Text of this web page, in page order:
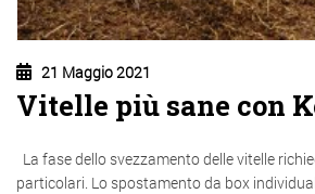
21 Maggio 2021
Vitelle più sane con
La fase dello svezzamento delle vitelle
particolari. Lo spostamento da box